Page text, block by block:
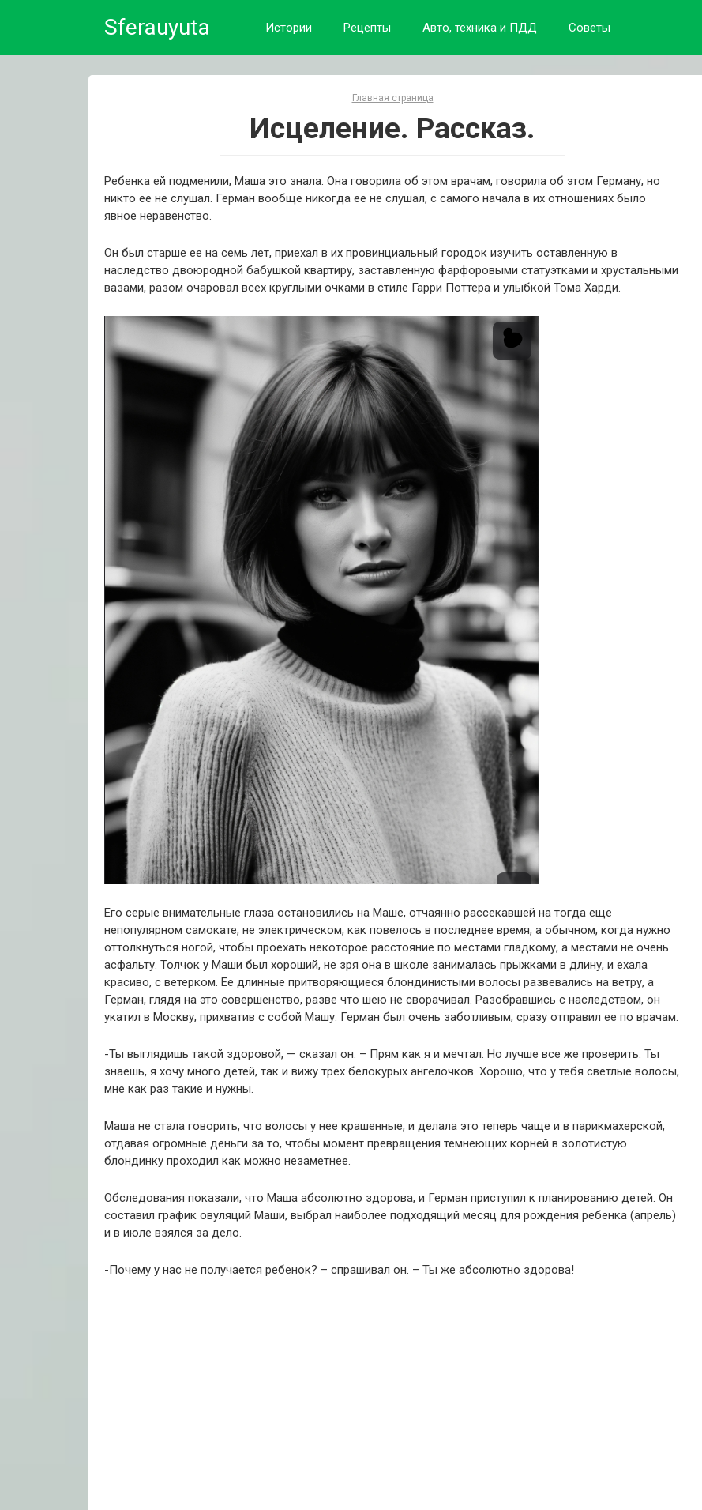
Sferauyuta Истории Рецепты Авто, техника и ПДД Советы
Главная страница
Исцеление. Рассказ.
Ребенка ей подменили, Маша это знала. Она говорила об этом врачам, говорила об этом Герману, но
никто ее не слушал. Герман вообще никогда ее не слушал, с самого начала в их отношениях было
явное неравенство.
Он был старше ее на семь лет, приехал в их провинциальный городок изучить оставленную в
наследство двоюродной бабушкой квартиру, заставленную фарфоровыми статуэтками и хрустальными
вазами, разом очаровал всех круглыми очками в стиле Гарри Поттера и улыбкой Тома Харди.
Его серые внимательные глаза остановились на Маше, отчаянно рассекавшей на тогда еще
непопулярном самокате, не электрическом, как повелось в последнее время, а обычном, когда нужно
оттолкнуться ногой, чтобы проехать некоторое расстояние по местами гладкому, а местами не очень
асфальту. Толчок у Маши был хороший, не зря она в школе занималась прыжками в длину, и ехала
красиво, с ветерком. Ее длинные притворяющиеся блондинистыми волосы развевались на ветру, а
Герман, глядя на это совершенство, разве что шею не сворачивал. Разобравшись с наследством, он
укатил в Москву, прихватив с собой Машу. Герман был очень заботливым, сразу отправил ее по врачам.
-Ты выглядишь такой здоровой, — сказал он. – Прям как я и мечтал. Но лучше все же проверить. Ты
знаешь, я хочу много детей, так и вижу трех белокурых ангелочков. Хорошо, что у тебя светлые волосы,
мне как раз такие и нужны.
Маша не стала говорить, что волосы у нее крашенные, и делала это теперь чаще и в парикмахерской,
отдавая огромные деньги за то, чтобы момент превращения темнеющих корней в золотистую
блондинку проходил как можно незаметнее.
Обследования показали, что Маша абсолютно здорова, и Герман приступил к планированию детей. Он
составил график овуляций Маши, выбрал наиболее подходящий месяц для рождения ребенка (апрель)
и в июле взялся за дело.
-Почему у нас не получается ребенок? – спрашивал он. – Ты же абсолютно здорова!